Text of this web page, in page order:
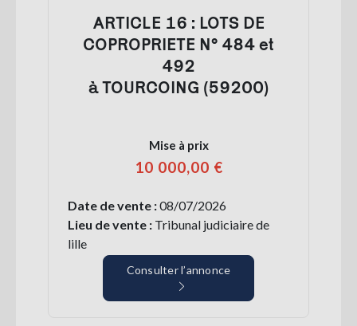
ARTICLE 16 : LOTS DE
COPROPRIETE N° 484 et
492
à TOURCOING (59200)
Mise à prix
10 000,00 €
Date de vente :08/07/2026
Lieu de vente : Tribunal judiciaire de
lille
Consulter l’annonce